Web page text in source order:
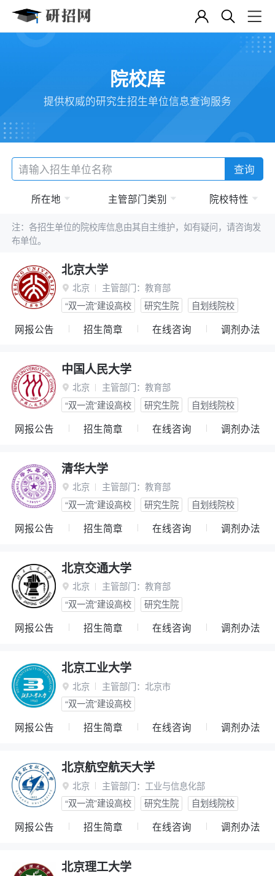
院校库
提供权威的研究生招生单位信息查询服务
查询
所在地 主管部门类别 院校特性
注：各招生单位的院校库信息由其自主维护，如有疑问，请咨询发
布单位。
北京大学
 北京 主管部门： 教育部
“双一流”建设高校
研究生院 自划线院校
网报公告 招生简章 在线咨询 调剂办法
中国人民大学
 北京 主管部门： 教育部
“双一流”建设高校
研究生院 自划线院校
网报公告 招生简章 在线咨询 调剂办法
清华大学
 北京 主管部门： 教育部
“双一流”建设高校
研究生院 自划线院校
网报公告 招生简章 在线咨询 调剂办法
北京交通大学
 北京 主管部门： 教育部
“双一流”建设高校
研究生院
网报公告 招生简章 在线咨询 调剂办法
北京工业大学
 北京 主管部门： 北京市
“双一流”建设高校
网报公告 招生简章 在线咨询 调剂办法
北京航空航天大学
 北京 主管部门： 工业与信息化部
“双一流”建设高校
研究生院 自划线院校
网报公告 招生简章 在线咨询 调剂办法
北京理工大学